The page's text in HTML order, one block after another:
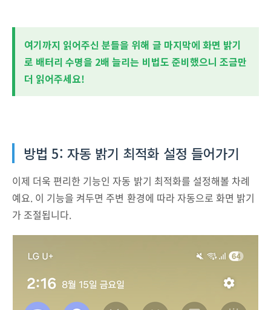
여기까지 읽어주신 분들을 위해 글 마지막에 화면 밝기
로 배터리 수명을 2배 늘리는 비법도 준비했으니 조금만
더 읽어주세요!
방법 5: 자동 밝기 최적화 설정 들어가기
이제 더욱 편리한 기능인 자동 밝기 최적화를 설정해볼 차례
예요. 이 기능을 켜두면 주변 환경에 따라 자동으로 화면 밝기
가 조절됩니다.